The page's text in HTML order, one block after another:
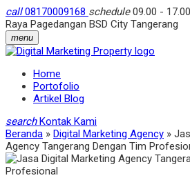
call08170009168 schedule09.00 -
Raya Pagedangan BSD City Tangerang
menu
Home
Portofolio
Artikel Blog
search Kontak Kami
Beranda » Digital Marketing Agency »
Agency Tangerang Dengan Tim